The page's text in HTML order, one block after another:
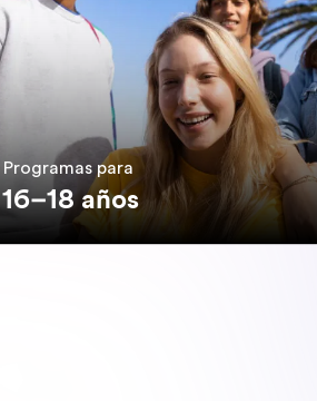
Programas para
16–18 años